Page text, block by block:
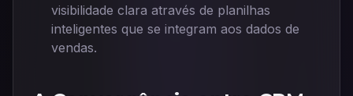
visibilidade clara através de planilhas
inteligentes que se integram aos dados de
vendas.